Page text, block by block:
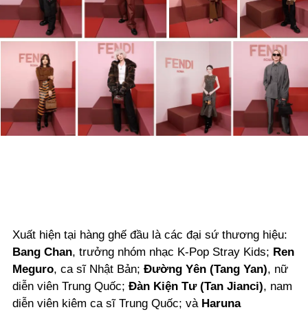
Xuất hiện tại hàng ghế đầu là các đại sứ thương hiệu:
Bang Chan, trưởng nhóm nhạc K-Pop Stray Kids; Ren
Meguro, ca sĩ Nhật Bản; Đường Yên (Tang Yan), nữ
diễn viên Trung Quốc; Đàn Kiện Tư (Tan Jianci), nam
diễn viên kiêm ca sĩ Trung Quốc; và Haruna